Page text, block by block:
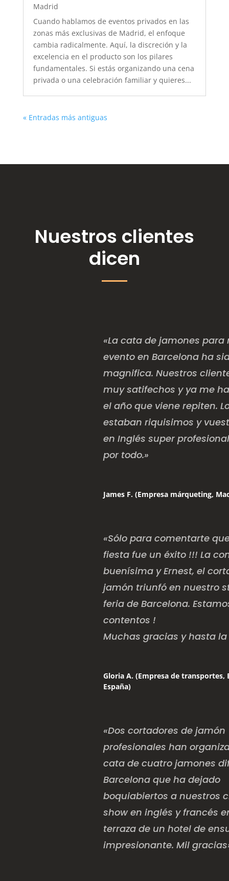
Madrid
Cuando hablamos de eventos privados en las
zonas más exclusivas de Madrid, el enfoque
cambia radicalmente. Aquí, la discreción y la
excelencia en el producto son los pilares
fundamentales. Si estás organizando una cena
privada o una celebración familiar y quieres...
« Entradas más antiguas
Nuestros clientes
dicen
«La cata de jamones para
evento en Barcelona ha
magnifica. Nuestros
muy satifechos y ya me
el año que viene repiten.
estaban riquisimos y
en Inglés super
por todo.»
James F. (Empresa márqueting,
«Sólo para comentarte
fiesta fue un éxito !!! La
buenísima y Ernest, el
jamón triunfó en nuestro
feria de Barcelona.
contentos !
Muchas gracias y hasta
Gloria A. (Empresa de transportes,
España)
«Dos cortadores de jamón
profesionales han
cata de cuatro jamones
Barcelona que ha dejado
boquiabiertos a nuestros
show en inglés y francés
terraza de un hotel de
impresionante. Mil